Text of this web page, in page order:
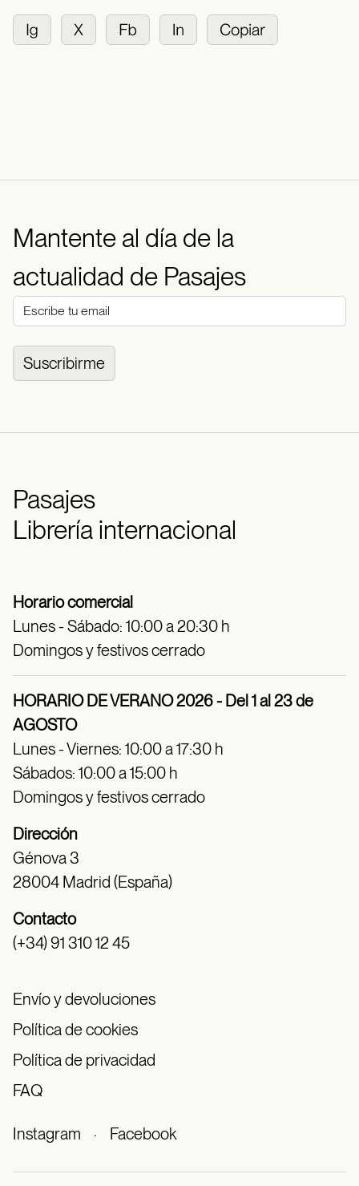
Mantente al día de la
actualidad de Pasajes
Suscribirme
Pasajes
Librería internacional
Horario comercial
Lunes - Sábado: 10:00 a 20:30 h
Domingos y festivos cerrado
HORARIO DE VERANO 2026 - Del 1 al 23 de
AGOSTO
Lunes - Viernes: 10:00 a 17:30 h
Sábados: 10:00 a 15:00 h
Domingos y festivos cerrado
Dirección
Génova 3
28004 Madrid (España)
Contacto
(+34) 91 310 12 45
Envío y devoluciones
Política de cookies
Política de privacidad
FAQ
Instagram · Facebook